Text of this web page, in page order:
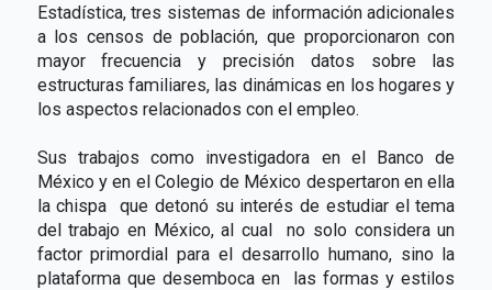
Estadística, tres sistemas de información adicionales
a los censos de población, que proporcionaron con
mayor frecuencia y precisión datos sobre las
estructuras familiares, las dinámicas en los hogares y
los aspectos relacionados con el empleo.
Sus trabajos como investigadora en el Banco de
México y en el Colegio de México despertaron en ella
la chispa que detonó su interés de estudiar el tema
del trabajo en México, al cual no solo considera un
factor primordial para el desarrollo humano, sino la
plataforma que desemboca en las formas y estilos